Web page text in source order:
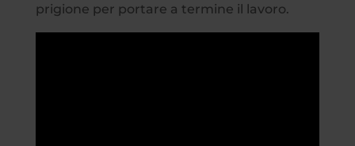
prigione per portare a termine il lavoro.